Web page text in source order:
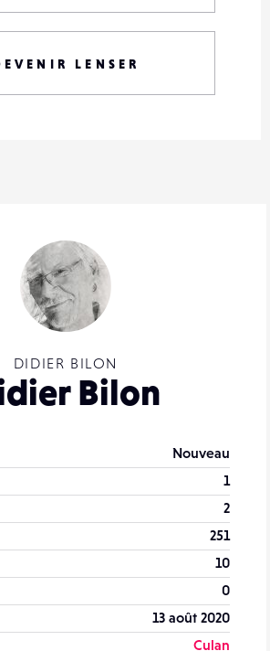
DIDIER BILON
Bilon
Nouveau
1
2
251
10
0
13 août 2020
Culan
LENSER